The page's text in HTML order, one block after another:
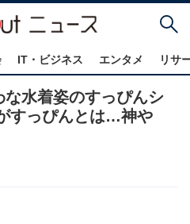
IT・ビジネス エンタメ リサ
水着姿のすっぴんシ
すっぴんとは…神や